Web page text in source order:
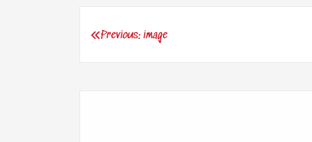
Beitragsnavigation
Previous: image